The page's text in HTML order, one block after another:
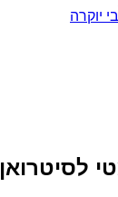
יוקרה
לסיטרואן